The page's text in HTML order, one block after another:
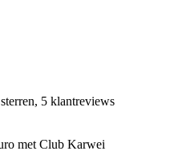
5 klantreviews
met Club Karwei